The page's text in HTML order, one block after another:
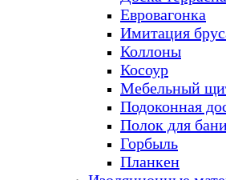
Евровагонка
Имитация
Коллоны
Косоур
Мебельный
Подоконная
Полок для
Горбыль
Планкен